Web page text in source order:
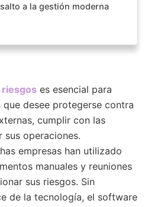
a la gestión moderna
es esencial para
desee protegerse contra
cumplir con las
operaciones.
empresas han utilizado
manuales y reuniones
sus riesgos. Sin
de la tecnología, el software